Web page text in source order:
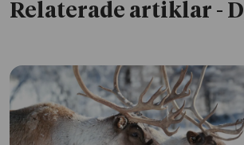
Relaterade artiklar -